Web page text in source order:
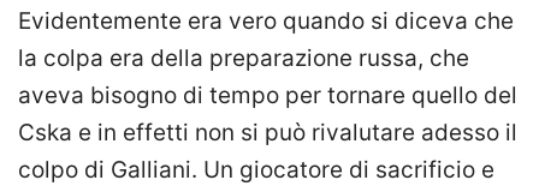
Evidentemente era vero quando si diceva che
la colpa era della preparazione russa, che
aveva bisogno di tempo per tornare quello del
Cska e in effetti non si può rivalutare adesso il
colpo di Galliani. Un giocatore di sacrificio e